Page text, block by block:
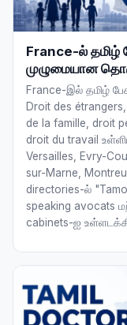
France-ல் தமிழ்
முழுமையான
France-இல் தமிழ்
Droit des
de la famille, droit
droit du travail
Versailles, Evry-
sur-Marne,
directories-ல்
speaking avocats
cabinets-ஐ